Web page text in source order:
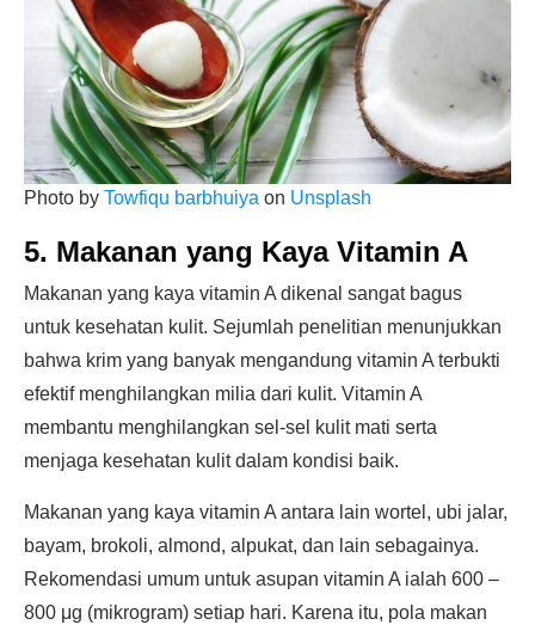
Photo by Towfiqu barbhuiya on Unsplash
5. Makanan yang Kaya Vitamin A
Makanan yang kaya vitamin A dikenal sangat bagus
untuk kesehatan kulit. Sejumlah penelitian menunjukkan
bahwa krim yang banyak mengandung vitamin A terbukti
efektif menghilangkan milia dari kulit. Vitamin A
membantu menghilangkan sel-sel kulit mati serta
menjaga kesehatan kulit dalam kondisi baik.
Makanan yang kaya vitamin A antara lain wortel, ubi jalar,
bayam, brokoli, almond, alpukat, dan lain sebagainya.
Rekomendasi umum untuk asupan vitamin A ialah 600 –
800 μg (mikrogram) setiap hari. Karena itu, pola makan